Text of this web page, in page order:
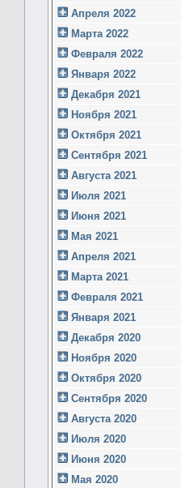
Апреля 2022
Марта 2022
Февраля 2022
Января 2022
Декабря 2021
Ноября 2021
Октября 2021
Сентября 2021
Августа 2021
Июля 2021
Июня 2021
Мая 2021
Апреля 2021
Марта 2021
Февраля 2021
Января 2021
Декабря 2020
Ноября 2020
Октября 2020
Сентября 2020
Августа 2020
Июля 2020
Июня 2020
Мая 2020